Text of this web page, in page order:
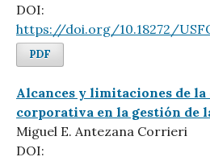
DOI:
https://doi.org/10.18272/
PDF
Alcances y limitaciones de
corporativa en la gestión de
Miguel E. Antezana Corrieri
DOI: